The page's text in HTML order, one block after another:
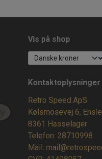
Vis på shop
Kontaktoplysninger
Retro Speed ApS
Kølsmosevej 6,
8361 Hasselager
Telefon: 28710998
Mail: